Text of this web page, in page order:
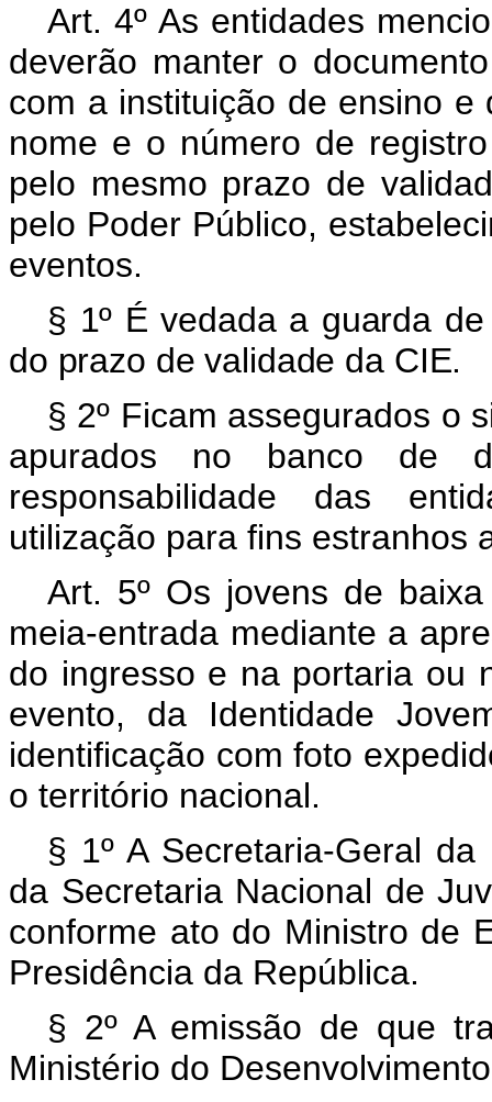
Art. 4º As entidades
deverão manter o
com a instituição de ensino
nome e o número de
pelo mesmo prazo de
pelo Poder Público,
eventos.
§ 1º É vedada a guarda
do prazo de validade da CIE.
§ 2º Ficam assegurados o
apurados no banco de
responsabilidade das
utilização para fins estranhos
Art. 5º Os jovens de
meia-entrada mediante a
do ingresso e na portaria ou
evento, da Identidade
identificação com foto
o território nacional.
§ 1º A Secretaria-Geral
da Secretaria Nacional de
conforme ato do Ministro de
Presidência da República.
§ 2º A emissão de que
Ministério do